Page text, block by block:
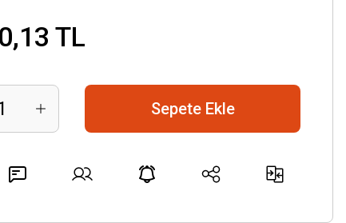
TL
Sepete Ekle